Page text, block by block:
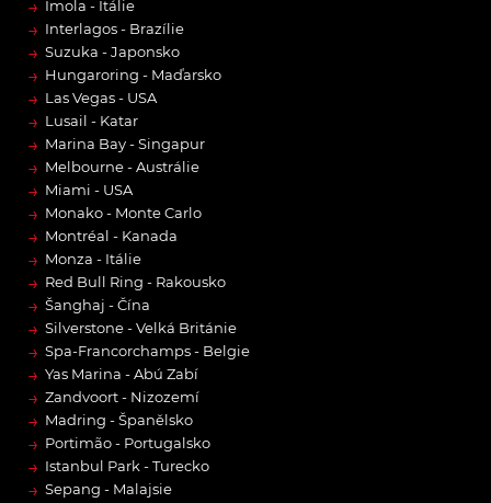
→ Imola - Itálie
→ Interlagos - Brazílie
→ Suzuka - Japonsko
→ Hungaroring - Maďarsko
→ Las Vegas - USA
→ Lusail - Katar
→ Marina Bay - Singapur
→ Melbourne - Austrálie
→ Miami - USA
→ Monako - Monte Carlo
→ Montréal - Kanada
→ Monza - Itálie
→ Red Bull Ring - Rakousko
→ Šanghaj - Čína
→ Silverstone - Velká Británie
→ Spa-Francorchamps - Belgie
→ Yas Marina - Abú Zabí
→ Zandvoort - Nizozemí
→ Madring - Španělsko
→ Portimão - Portugalsko
→ Istanbul Park - Turecko
→ Sepang - Malajsie